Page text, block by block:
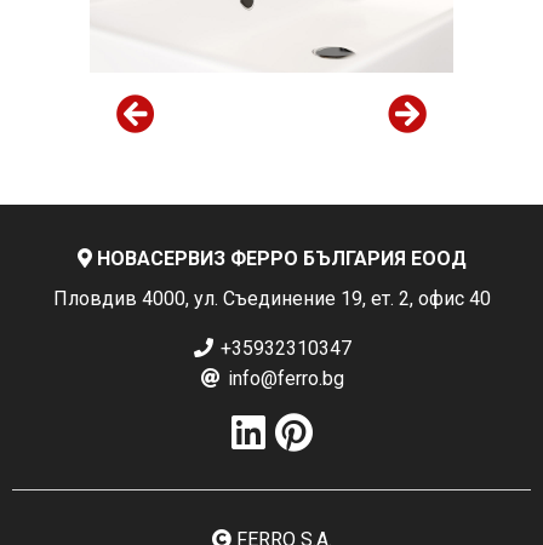
НОВАСЕРВИЗ ФЕРРО БЪЛГАРИЯ ЕООД
Пловдив 4000, ул. Съединение 19, ет. 2, офис 40
+35932310347
info@ferro.bg
FERRO S.A.